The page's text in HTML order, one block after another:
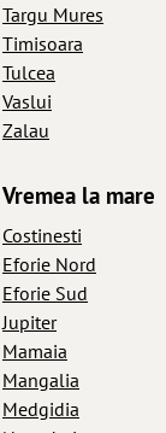
Targu Mures
Timisoara
Tulcea
Vaslui
Zalau
Vremea la mare
Costinesti
Eforie Nord
Eforie Sud
Jupiter
Mamaia
Mangalia
Medgidia